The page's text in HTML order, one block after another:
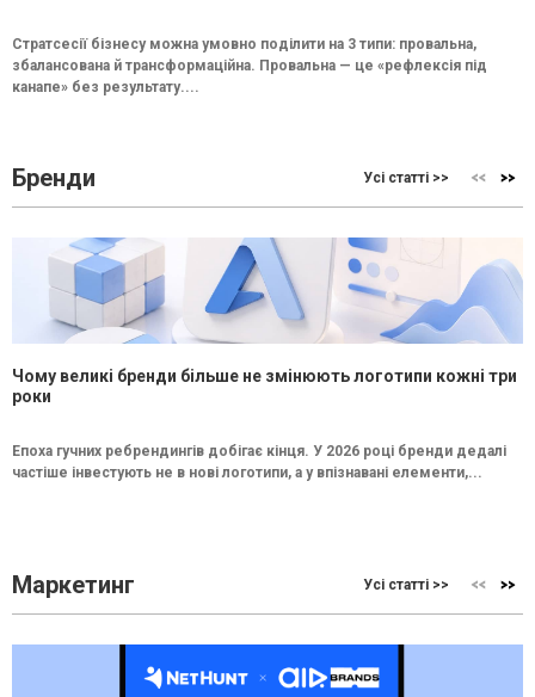
Стратсесії бізнесу можна умовно поділити на 3 типи: провальна,
збалансована й трансформаційна. Провальна — це «рефлексія під
канапе» без результату....
Бренди Усі статті >>
Чому великі бренди більше не змінюють логотипи кожні три
роки
Епоха гучних ребрендингів добігає кінця. У 2026 році бренди дедалі
частіше інвестують не в нові логотипи, а у впізнавані елементи,...
Маркетинг Усі статті >>